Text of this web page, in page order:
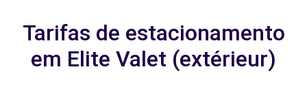
Tarifas de estacionamento
em Elite Valet (extérieur)